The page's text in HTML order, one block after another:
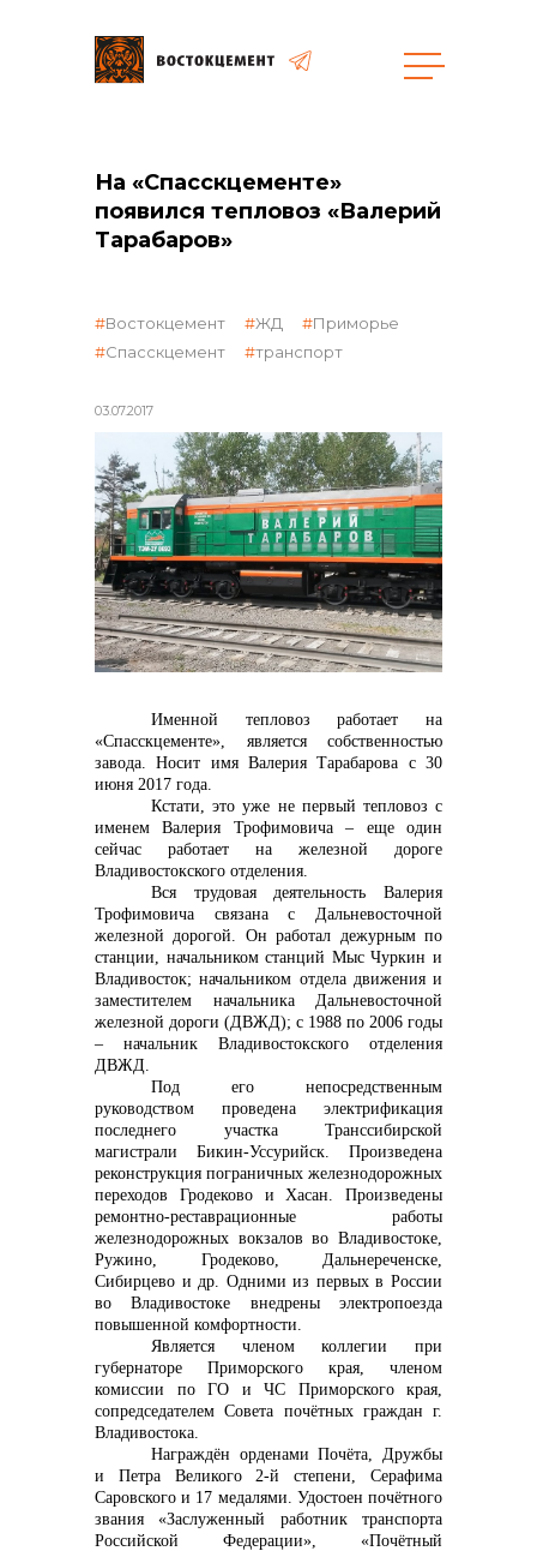
Закупки
общая информация
объявленные закупки
реализация неликвидов
контакты отдела закупок
Контакты
+7 (423) 234 50 50
info@vostokcement.ru
На «Спасскцементе»
появился тепловоз «Валерий
Тарабаров»
03.07.2017
Востокцемент ЖД
Приморье
Спасскцемент
транспорт
Именной тепловоз работает на
«Спасскцементе», является собственностью
завода. Носит имя Валерия Тарабарова с 30
июня 2017 года.
Кстати, это уже не первый тепловоз с
именем Валерия Трофимовича – еще один
сейчас работает на железной дороге
Владивостокского отделения.
Вся трудовая деятельность Валерия
Трофимовича связана с Дальневосточной
железной дорогой. Он работал дежурным по
станции, начальником станций Мыс Чуркин и
Владивосток; начальником отдела движения и
заместителем начальника Дальневосточной
железной дороги (ДВЖД); с 1988 по 2006 годы
– начальник Владивостокского отделения
ДВЖД.
Под его непосредственным
руководством проведена электрификация
последнего участка Транссибирской
магистрали Бикин-Уссурийск. Произведена
реконструкция пограничных железнодорожных
переходов Гродеково и Хасан. Произведены
ремонтно-реставрационные работы
железнодорожных вокзалов во Владивостоке,
Ружино, Гродеково, Дальнереченске,
Сибирцево и др. Одними из первых в России
во Владивостоке внедрены электропоезда
повышенной комфортности.
Является членом коллегии при
губернаторе Приморского края, членом
комиссии по ГО и ЧС Приморского края,
сопредседателем Совета почётных граждан г.
Владивостока.
Награждён орденами Почёта, Дружбы
и Петра Великого 2-й степени, Серафима
Саровского и 17 медалями. Удостоен почётного
звания «Заслуженный работник транспорта
Российской Федерации», «Почётный